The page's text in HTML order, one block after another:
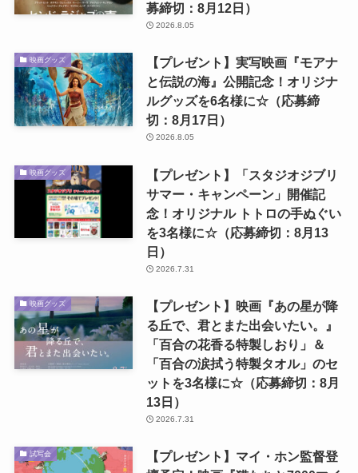
募締切：8月12日）
2026.8.05
映画グッズ
【プレゼント】実写映画『モアナ
と伝説の海』公開記念！オリジナ
ルグッズを6名様に☆（応募締
切：8月17日）
2026.8.05
映画グッズ
【プレゼント】「スタジオジブリ
サマー・キャンペーン」開催記
念！オリジナル トトロの手ぬぐい
を3名様に☆（応募締切：8月13
日）
2026.7.31
映画グッズ
【プレゼント】映画『あの星が降
る丘で、君とまた出会いたい。』
「百合の花香る特製しおり」＆
「百合の涙拭う特製タオル」のセ
ットを3名様に☆（応募締切：8月
13日）
2026.7.31
試写会
【プレゼント】マイ・ホン監督登